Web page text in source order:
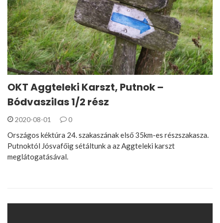
OKT Aggteleki Karszt, Putnok –
Bódvaszilas 1/2 rész
2020-08-01 0
Országos kéktúra 24. szakaszának első 35km-es részszakasza.
Putnoktól Jósvafőig sétáltunk a az Aggteleki karszt
meglátogatásával.